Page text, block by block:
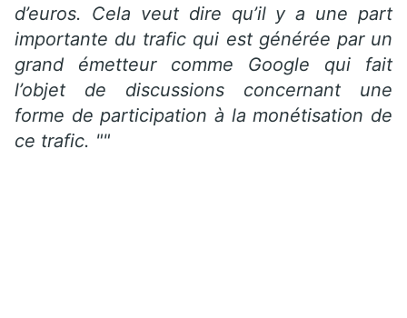
d’euros. Cela veut dire qu’il y a une part
importante du trafic qui est générée par un
grand émetteur comme Google qui fait
l’objet de discussions concernant une
forme de participation à la monétisation de
ce trafic. ""